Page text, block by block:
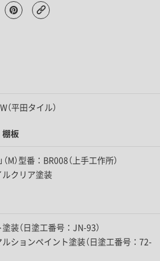
（平田タイル）
棚板
M）型番：BR008（上手工作所）
クリア塗装
装（日塗工番号：JN-93）
ションペイント塗装（日塗工番号：72-